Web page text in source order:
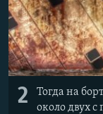
2
Тогда на
около двух